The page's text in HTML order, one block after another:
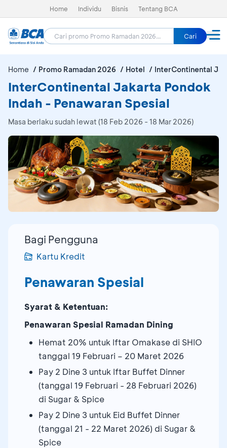
Home Individu Bisnis Tentang BCA
Cari
Home Promo Ramadan 2026 Hotel InterContinental
InterContinental Jakarta Pondok
Indah - Penawaran Spesial
Masa berlaku sudah lewat (18 Feb 2026 - 18 Mar 2026)
Bagi Pengguna
Kartu Kredit
Penawaran Spesial
Syarat & Ketentuan:
Penawaran Spesial Ramadan Dining
Hemat 20% untuk Iftar Omakase di SHIO
tanggal 19 Februari – 20 Maret 2026
Pay 2 Dine 3 untuk Iftar Buffet Dinner
(tanggal 19 Februari - 28 Februari 2026)
di Sugar & Spice
Pay 2 Dine 3 untuk Eid Buffet Dinner
(tanggal 21 - 22 Maret 2026) di Sugar &
Spice